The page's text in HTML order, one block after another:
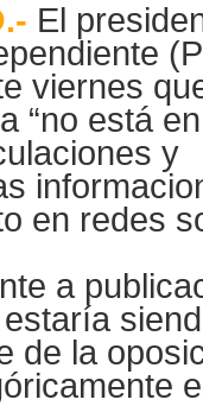
El
viernes
“no está
y
en redes
a
de la